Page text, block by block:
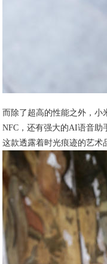
而除了超高的性能之外，
NFC，还有强大的AI语音助
这款透露着时光痕迹的艺术